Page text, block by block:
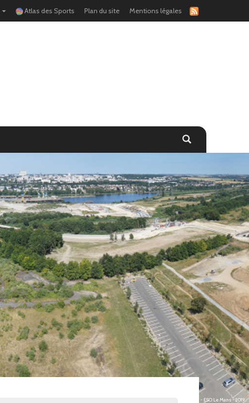
Atlas des Sports Plan du site Mentions légales
photo : Guillaume BAILLY (MCF) et S. CHARPENTIER (IE) - ESO Le Mans - 2019.